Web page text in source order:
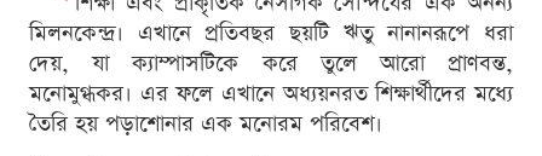
মিলনকেন্দ্র। এখানে প্রতিবছর ছয়টি ঋতু নানানরূপে ধরা
দেয়, যা ক্যাম্পাসটিকে করে তুলে আরো প্রাণবন্ত,
মনোমুগ্ধকর। এর ফলে এখানে অধ্যয়নরত শিক্ষার্থীদের মধ্যে
তৈরি হয় পড়াশোনার এক মনোরম পরিবেশ।